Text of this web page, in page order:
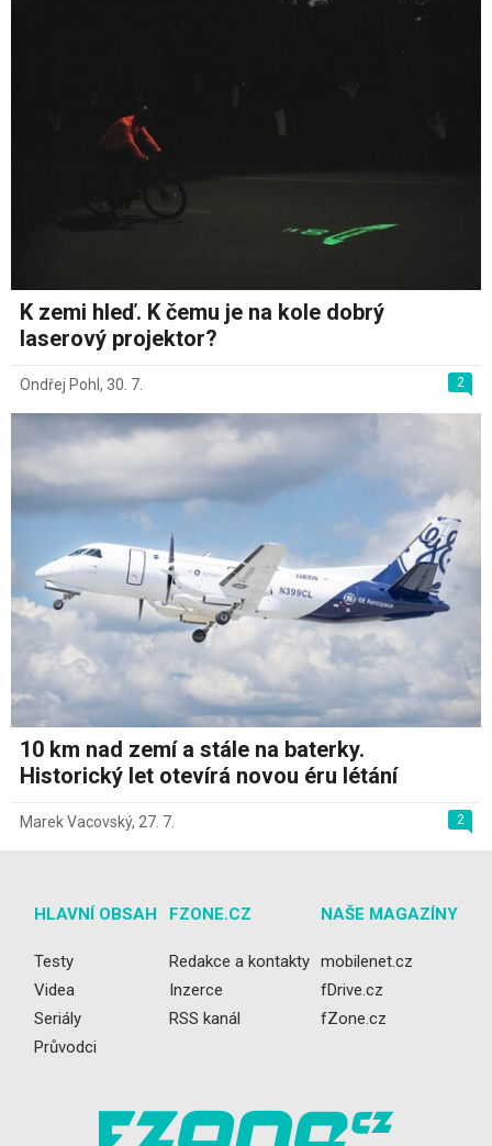
K zemi hleď. K čemu je na kole dobrý
laserový projektor?
2
Ondřej Pohl , 30. 7.
10 km nad zemí a stále na baterky.
Historický let otevírá novou éru létání
2
Marek Vacovský, 27. 7.
HLAVNÍ OBSAH
Testy
Videa
Seriály
Průvodci
FZONE.CZ
Redakce a kontakty
Inzerce
RSS kanál
NAŠE MAGAZÍNY
mobilenet.cz
fDrive.cz
fZone.cz